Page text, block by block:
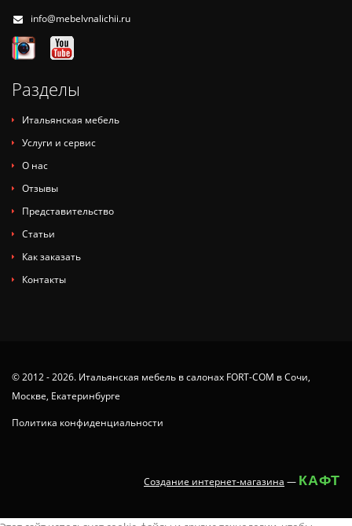
info@mebelvnalichii.ru
Разделы
Итальянская мебель
Услуги и сервис
О нас
Отзывы
Представительство
Статьи
Как заказать
Контакты
© 2012 - 2026. Итальянская мебель в салонах FORT-COM в Сочи,
Москве, Екатеринбурге
Политика конфиденциальности
Создание интернет-магазина — КАФТ